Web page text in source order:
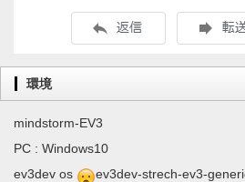
環境
mindstorm-EV3
PC : Windows10
ev3dev os
ev3dev-strech-ev3-